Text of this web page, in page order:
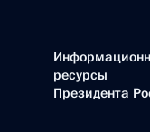
ресурсы
Президента